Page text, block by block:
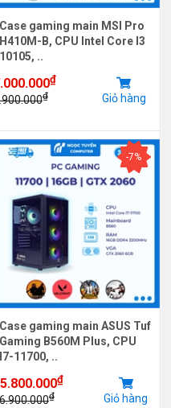
Case gaming main MSI Pro
H410M-B, CPU Intel Core I3
10105, ..
₫
₫ Giỏ hàng
-7%
Case gaming main ASUS Tuf
Gaming B560M Plus, CPU
I7-11700, ..
₫
₫ Giỏ hàng